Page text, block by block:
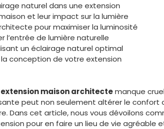
naturel dans une extension
et leur impact sur la lumière
pour maximiser la luminosité
l’entrée de lumière naturelle
un éclairage naturel optimal
conception de votre extension
extension maison architectemanque
peut non seulement altérer le confort
Dans cet article, nous vous dévoilons
pour en faire un lieu de vie agréable